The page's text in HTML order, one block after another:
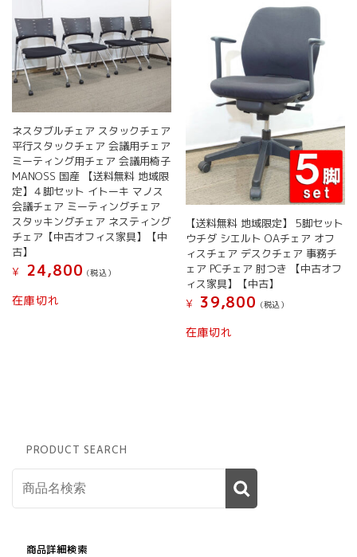
ネスタブルチェア スタックチェア
平行スタックチェア 会議用チェア
ミーティング用チェア 会議用椅子
MANOSS 国産 【送料無料 地域限
定】４脚セット イトーキ マノス
会議チェア ミーティングチェア
スタッキングチェア ネスティング
チェア【中古オフィス家具】【中
古】
¥
24,800 (税込）
在庫切れ
【送料無料 地域限定】 5脚セット
ウチダ シエルト OAチェア オフ
ィスチェア デスクチェア 事務チ
ェア PCチェア 肘つき 【中古オフ
ィス家具】【中古】
¥
39,800 (税込）
在庫切れ
PRODUCT SEARCH
商品詳細検索